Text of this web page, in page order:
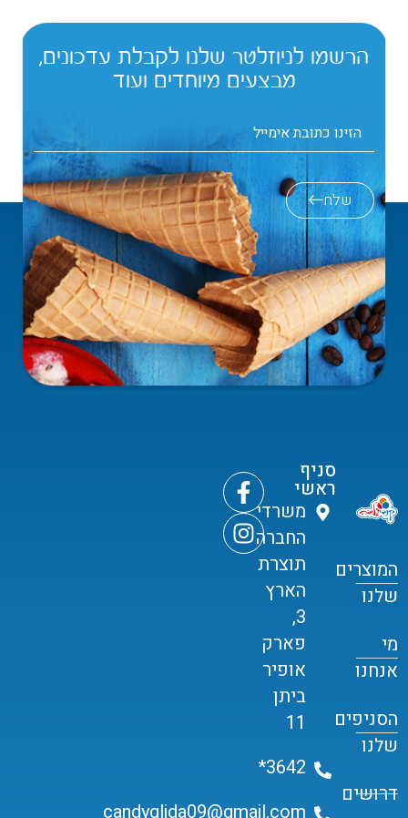
הרשמו לניוזלטר שלנו לקבלת עדכונים,
מבצעים מיוחדים ועוד
שלח
המוצרים
שלנו
מי
אנחנו
הסניפים
שלנו
דרושים
סניף
ראשי
משרדי
החברה
תוצרת
הארץ
3,
פארק
אופיר
ביתן
11
3642*
candyglida09@gmail.com